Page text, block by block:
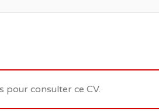
pour consulter ce CV.